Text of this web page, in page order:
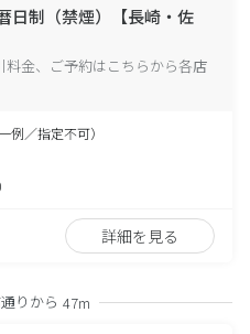
日制（禁煙）【長崎・佐
金、ご予約はこちらから各店
例／指定不可）
詳細を見る
りから 47m